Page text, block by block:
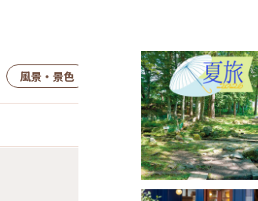
風景・景色 名所・旧跡 温泉・スパ